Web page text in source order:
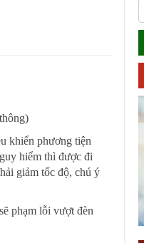
khiển phương tiện
hiểm thì được đi
giảm tốc độ, chú ý
phạm lỗi vượt đèn